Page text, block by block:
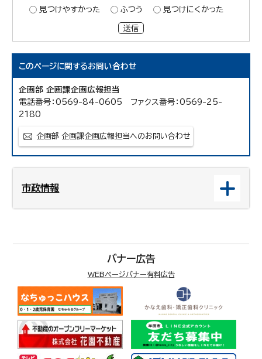
見つけやすかった
ふつう 見つけにくかった
送信
このページに関するお問い合わせ
企画部 企画課企画広報担当
電話番号：0569-84-0605 ファクス番号：0569-25-
2180
企画部 企画課企画広報担当へのお問い合わせ
市政情報
バナー広告
WEBページバナー有料広告